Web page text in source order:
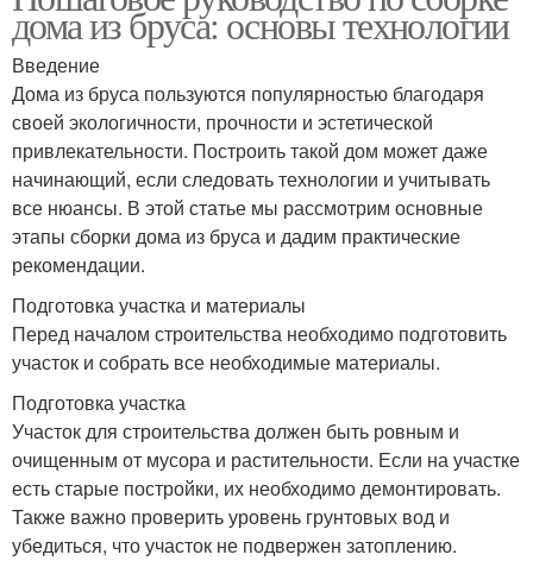
дома из бруса: основы технологии
Введение
Дома из бруса пользуются популярностью благодаря
своей экологичности, прочности и эстетической
привлекательности. Построить такой дом может даже
начинающий, если следовать технологии и учитывать
все нюансы. В этой статье мы рассмотрим основные
этапы сборки дома из бруса и дадим практические
рекомендации.
Подготовка участка и материалы
Перед началом строительства необходимо подготовить
участок и собрать все необходимые материалы.
Подготовка участка
Участок для строительства должен быть ровным и
очищенным от мусора и растительности. Если на участке
есть старые постройки, их необходимо демонтировать.
Также важно проверить уровень грунтовых вод и
убедиться, что участок не подвержен затоплению.